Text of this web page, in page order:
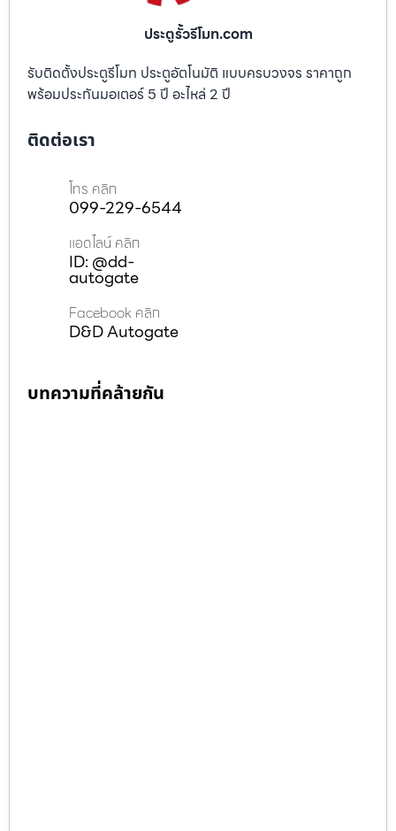
ประตูรั้วรีโมท.com
รับติดตั้งประตูรีโมท ประตูอัตโนมัติ แบบครบวงจร ราคาถูก
พร้อมประกันมอเตอร์ 5 ปี อะไหล่ 2 ปี
ติดต่อเรา
โทร คลิก
099-229-6544
แอดไลน์ คลิก
ID: @dd-
autogate
Facebook คลิก
D&D Autogate
บทความที่คล้ายกัน